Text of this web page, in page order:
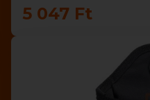
5 047 Ft